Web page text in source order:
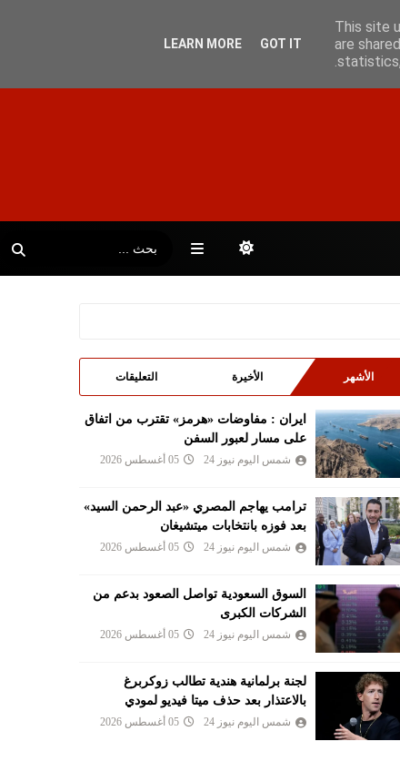
الأشهر الأخيرة التعليقات
ايران : مفاوضات «هرمز» تقترب من اتفاق
على مسار لعبور السفن
شمس اليوم نيوز 24 05 أغسطس 2026
ترامب يهاجم المصري «عبد الرحمن السيد»
بعد فوزه بانتخابات ميتشيغان
شمس اليوم نيوز 24 05 أغسطس 2026
السوق السعودية تواصل الصعود بدعم من
الشركات الكبرى
شمس اليوم نيوز 24 05 أغسطس 2026
لجنة برلمانية هندية تطالب زوكربرغ
بالاعتذار بعد حذف ميتا فيديو لمودي
شمس اليوم نيوز 24 05 أغسطس 2026
This site
are
LEARN MORE GOT IT